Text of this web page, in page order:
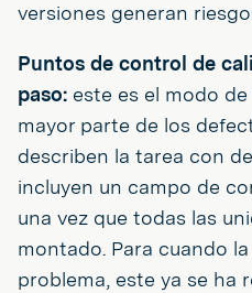
versiones generan
Puntos de control de
paso: este es el modo
mayor parte de los
describen la tarea con
incluyen un campo de
una vez que todas las
montado. Para cuando
problema, este ya se ha